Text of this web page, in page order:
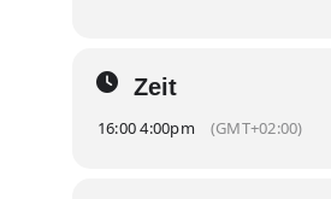
Zeit
16:00 4:00pm (GMT+02:00)